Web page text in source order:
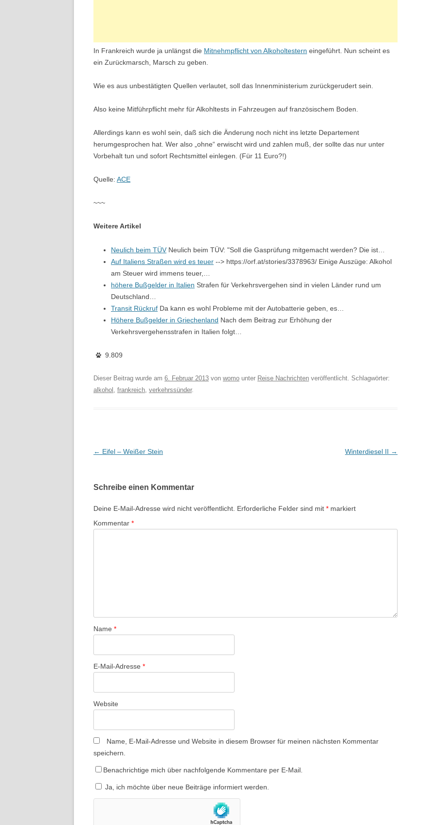
In Frankreich wurde ja unlängst die Mitnehmpflicht von Alkoholtestern eingeführt. Nun scheint es
ein Zurückmarsch, Marsch zu geben.
Wie es aus unbestätigten Quellen verlautet, soll das Innenministerium zurückgerudert sein.
Also keine Mitführpflicht mehr für Alkohltests in Fahrzeugen auf französischem Boden.
Allerdings kann es wohl sein, daß sich die Änderung noch nicht ins letzte Departement
herumgesprochen hat. Wer also „ohne“ erwischt wird und zahlen muß, der sollte das nur unter
Vorbehalt tun und sofort Rechtsmittel einlegen. (Für 11 Euro?!)
Quelle: ACE
~~~
Weitere Artikel
Neulich beim TÜV Neulich beim TÜV: "Soll die Gasprüfung mitgemacht werden? Die ist…
Auf Italiens Straßen wird es teuer --> https://orf.at/stories/3378963/ Einige Auszüge: Alkohol
am Steuer wird immens teuer,…
höhere Bußgelder in Italien Strafen für Verkehrsvergehen sind in vielen Länder rund um
Deutschland…
Transit Rückruf Da kann es wohl Probleme mit der Autobatterie geben, es…
Höhere Bußgelder in Griechenland Nach dem Beitrag zur Erhöhung der
Verkehrsvergehensstrafen in Italien folgt…
9.809
Dieser Beitrag wurde am 6. Februar 2013 von womo unter Reise Nachrichten veröffentlicht. Schlagwörter:
alkohol , frankreich, verkehrssünder.
Beitragsnavigation
← Eifel – Weißer Stein Winterdiesel II →
Schreibe einen Kommentar
Deine E-Mail-Adresse wird nicht veröffentlicht. Erforderliche Felder sind mit * markiert
Kommentar *
Name *
E-Mail-Adresse *
Website
Name, E-Mail-Adresse und Website in diesem Browser für meinen nächsten Kommentar
speichern.
Benachrichtige mich über nachfolgende Kommentare per E-Mail.
Ja, ich möchte über neue Beiträge informiert werden.